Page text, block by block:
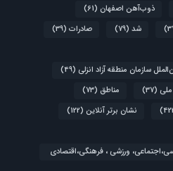
ذوب‌آهن اصفهان (61)
شد (79) صادرات (39)
سازمان منطقه آزاد انزلی (49)
ملی (37) مناطق (73)
نشان برتر آنلاین (122)
ورزشی ، فرهنگی،اقتصادی